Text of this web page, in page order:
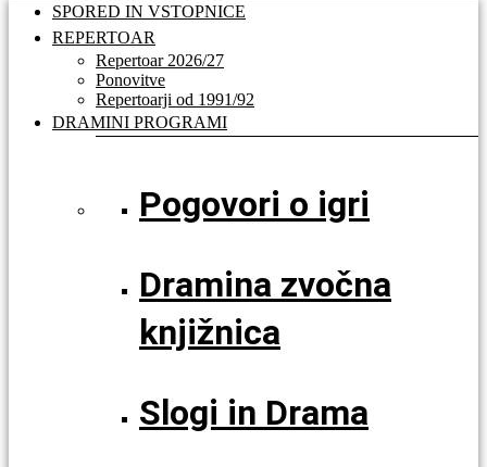
SPORED IN VSTOPNICE
REPERTOAR
Repertoar 2026/27
Ponovitve
Repertoarji od 1991/92
DRAMINI PROGRAMI
Pogovori o igri
Dramina zvočna
knjižnica
Slogi in Drama